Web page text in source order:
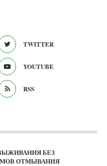
TWITTER
YOUTUBE
RSS
БЕЗ
ОТМЫВАНИЯ